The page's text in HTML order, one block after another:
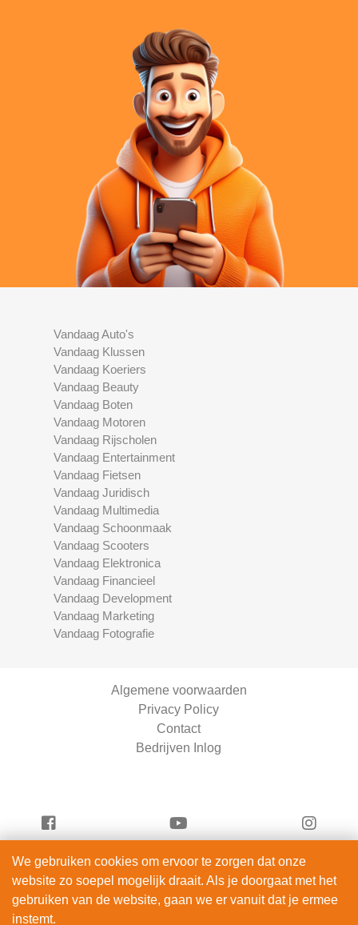
Vandaag Auto's
Vandaag Klussen
Vandaag Koeriers
Vandaag Beauty
Vandaag Boten
Vandaag Motoren
Vandaag Rijscholen
Vandaag Entertainment
Vandaag Fietsen
Vandaag Juridisch
Vandaag Multimedia
Vandaag Schoonmaak
Vandaag Scooters
Vandaag Elektronica
Vandaag Financieel
Vandaag Development
Vandaag Marketing
Vandaag Fotografie
Algemene voorwaarden
Privacy Policy
Contact
Bedrijven Inlog
Vandaag Beauty is onderdeel van
ServiceRight B.V. | KVK 90914872
We gebruiken cookies om ervoor te zorgen dat onze
website zo soepel mogelijk draait. Als je doorgaat met het
gebruiken van de website, gaan we er vanuit dat je ermee
instemt.